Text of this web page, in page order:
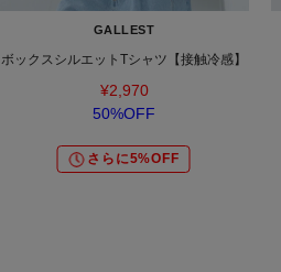
GALLEST
ボックスシルエットTシャツ【接触冷感】
¥2,970
50%OFF
さらに5%OFF